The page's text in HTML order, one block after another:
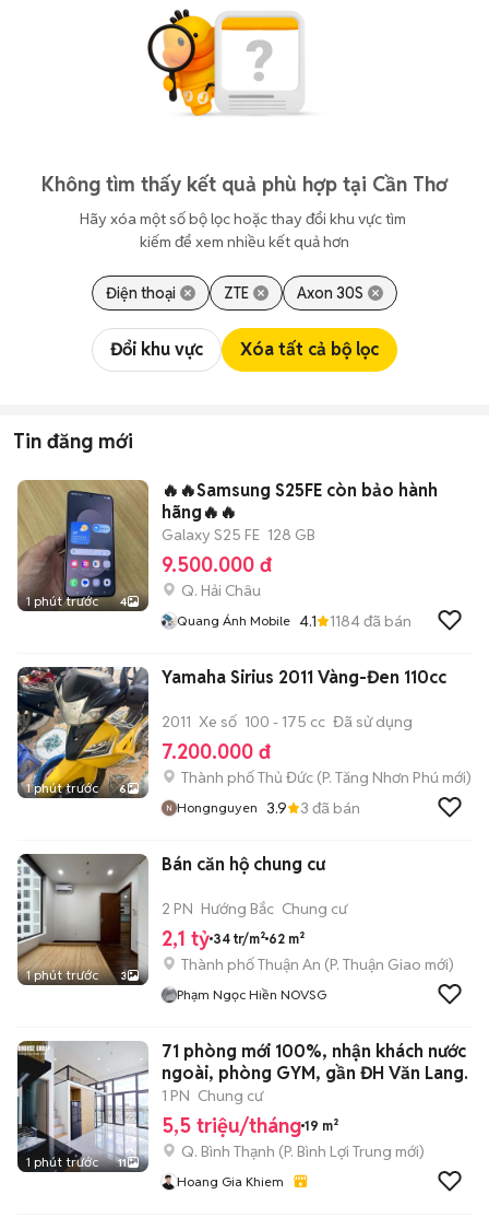
Không tìm thấy kết quả phù hợp tại Cần Thơ
Hãy xóa một số bộ lọc hoặc thay đổi khu vực tìm
kiếm để xem nhiều kết quả hơn
Điện thoại ZTE Axon 30S
Đổi khu vực Xóa tất cả bộ lọc
Tin đăng mới
1 phút trước 4
🔥🔥Samsung S25FE còn bảo hành
hãng🔥🔥
Galaxy S25 FE 128 GB
9.500.000 đ
Q. Hải Châu
Quang Ánh Mobile 4.1 1184đã bán
1 phút trước 6
Yamaha Sirius 2011 Vàng-Đen 110cc
2011 Xe số 100 - 175 cc Đã sử dụng
7.200.000 đ
Thành phố Thủ Đức (P. Tăng Nhơn Phú mới)
Hongnguyen 3.9 3 đã bán
1 phút trước 3
Bán căn hộ chung cư
2 PN Hướng Bắc Chung cư
2,1 tỷ 34 tr/m² 62 m²
Thành phố Thuận An (P. Thuận Giao mới)
Phạm Ngọc Hiền NOVSG
1 phút trước 11
71 phòng mới 100%, nhận khách nước
ngoài, phòng GYM, gần ĐH Văn Lang.
1 PN Chung cư
5,5 triệu/tháng 19 m²
Q. Bình Thạnh (P. Bình Lợi Trung mới)
Hoang Gia Khiem